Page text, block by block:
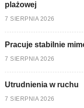
plażowej
7 SIERPNIA 2026
Pracuje stabilnie
7 SIERPNIA 2026
Utrudnienia w ruchu
7 SIERPNIA 2026